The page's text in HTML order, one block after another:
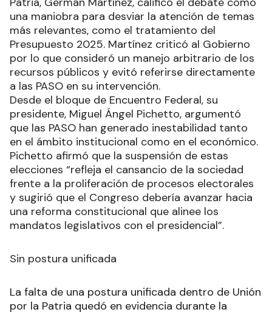
una maniobra para desviar la atención de temas
más relevantes, como el tratamiento del
Presupuesto 2025. Martínez criticó al Gobierno
por lo que consideró un manejo arbitrario de los
recursos públicos y evitó referirse directamente
a las PASO en su intervención.
Desde el bloque de Encuentro Federal, su
presidente, Miguel Ángel Pichetto, argumentó
que las PASO han generado inestabilidad tanto
en el ámbito institucional como en el económico.
Pichetto afirmó que la suspensión de estas
elecciones “refleja el cansancio de la sociedad
frente a la proliferación de procesos electorales
y sugirió que el Congreso debería avanzar hacia
una reforma constitucional que alinee los
mandatos legislativos con el presidencial”.
Sin postura unificada
La falta de una postura unificada dentro de Unión
por la Patria quedó en evidencia durante la